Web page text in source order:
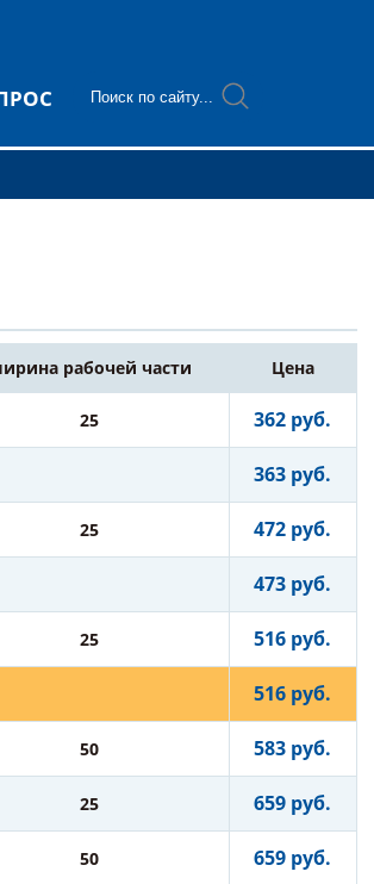
рабочей части Цена
25 362 руб.
363 руб.
25 472 руб.
473 руб.
25 516 руб.
516 руб.
50 583 руб.
25 659 руб.
50 659 руб.